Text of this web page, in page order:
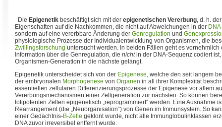
Die Epigenetik beschäftigt sich mit der epigenetischen Vererbung, d. h.
Eigenschaften auf die Nachkommen, die nicht auf Abweichungen in der DNA
sondern auf eine vererbbare Änderung der Genregulation und
physiologische Prozesse der Individualentwicklung von Organismen, die
Zwillingsforschung untersucht werden. In beiden Fällen geht es vornehmlich
Information über die Genregulation, die nichtin der DNA-Sequenz codiert
Organismen-Generation in die nächste gelangt.
Epigenetik unterscheidet sich von der Epigenese, welche den seit langem
der embryonalen Morphogenese von Organen in all ihrer Komplexität
essentiellen zellularen Differenzierungsprozesse der Epigenese vor allem
Vererbungsmechanismen einer Zellgeneration zur nächsten. So können
totipotenten Zellen epigenetisch „reprogrammiert“ werden. Eine Ausnahme
Rearrangement (die „Neuorganisation“) von Genen im Immunsystem. So
einer Gedächtnis-B-Zelle geklont wurde, nicht alle Immunglobulinklassen
DNA zuvor irreversibel entfernt wurde.